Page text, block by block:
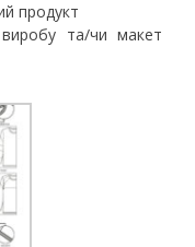
продукт
та/чи макет